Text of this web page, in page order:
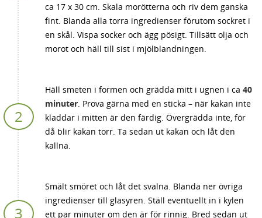
ca 17 x 30 cm. Skala morötterna och riv dem ganska
fint. Blanda alla torra ingredienser förutom sockret i
en skål. Vispa socker och ägg pösigt. Tillsätt olja och
morot och häll till sist i mjölblandningen.
Häll smeten i formen och grädda mitt i ugnen i ca 40
minuter. Prova gärna med en sticka – när kakan inte
kladdar i mitten är den färdig. Övergrädda inte, för
då blir kakan torr. Ta sedan ut kakan och låt den
kallna.
Smält smöret och låt det svalna. Blanda ner övriga
ingredienser till glasyren. Ställ eventuellt in i kylen
ett par minuter om den är för rinnig. Bred sedan ut